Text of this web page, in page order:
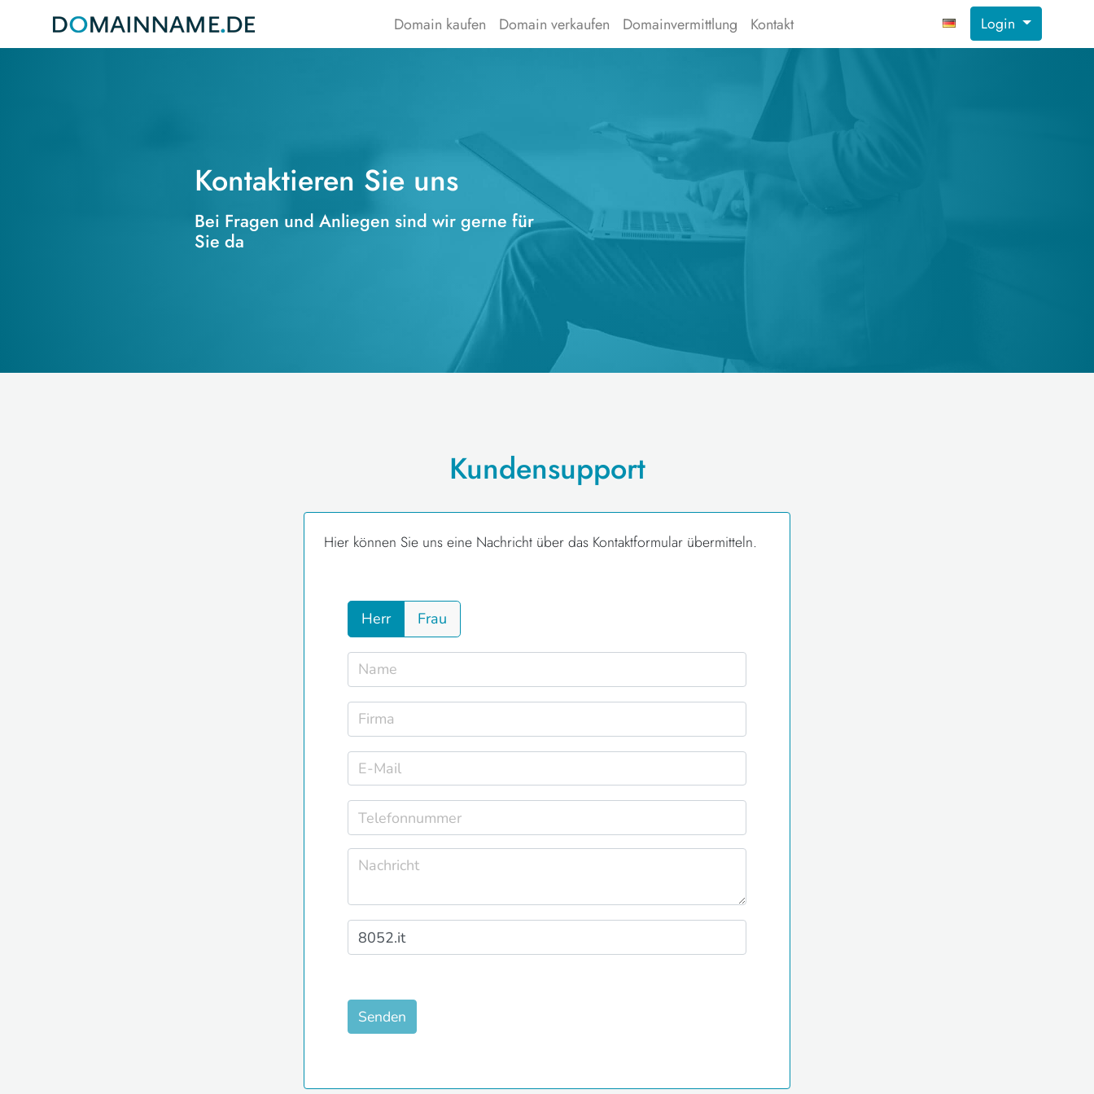
Domain kaufen Domain verkaufen Domainvermittlung Kontakt Login
Kontaktieren Sie uns
Bei Fragen und Anliegen sind wir gerne für
Sie da
Kundensupport
Hier können Sie uns eine Nachricht über das Kontaktformular übermitteln.
Herr Frau
Senden